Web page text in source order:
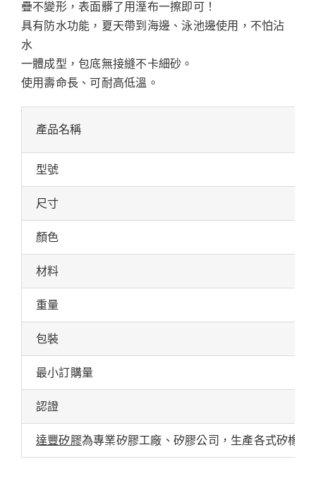
疊不變形，表面髒了用溼布一擦即可！
具有防水功能，夏天帶到海邊、泳池邊使用，不怕沾
水
一體成型，包底無接縫不卡細砂。
使用壽命長、可耐高低溫。
產品名稱
型號
尺寸
顏色
材料
重量
包裝
最小訂購量
認證
達豐矽膠為專業矽膠工廠、矽膠公司，生產各式矽橡